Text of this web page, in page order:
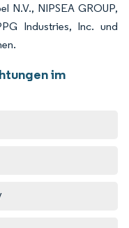
N.V., NIPSEA GROUP,
Industries, Inc. und
im